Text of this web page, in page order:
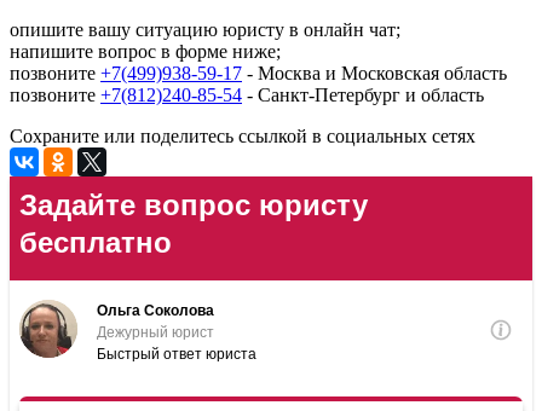
опишите вашу ситуацию юристу в онлайн чат;
напишите вопрос в форме ниже;
позвоните +7(499)938-59-17 - Москва и Московская область
позвоните +7(812)240-85-54 - Санкт-Петербург и область
Сохраните или поделитесь ссылкой в социальных сетях